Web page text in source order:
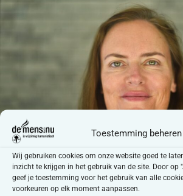
Toestemming beheren
Wij gebruiken cookies om onze website goed te
inzicht te krijgen in het gebruik van de site. Door op
geef je toestemming voor het gebruik van alle
voorkeuren op elk moment aanpassen.
Midlife brengt iets bijzonders met zich